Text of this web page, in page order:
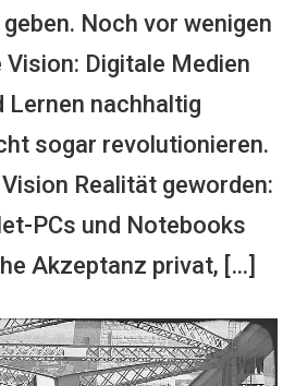
Noch vor wenigen
Digitale Medien
Lernen nachhaltig
sogar revolutionieren.
Realität geworden:
PCs und Notebooks
Akzeptanz privat, […]